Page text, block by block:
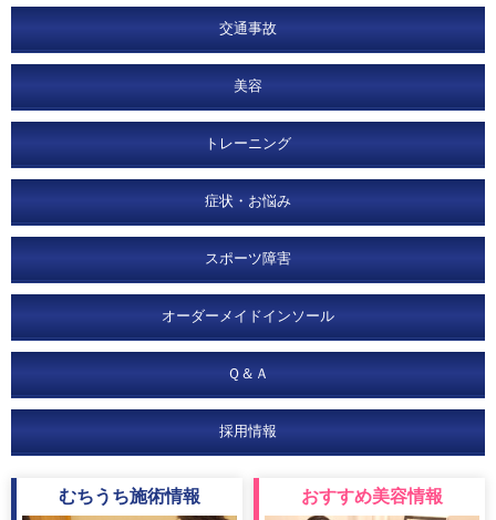
交通事故
美容
トレーニング
症状・お悩み
スポーツ障害
オーダーメイドインソール
Ｑ＆Ａ
採用情報
むちうち施術情報 おすすめ美容情報